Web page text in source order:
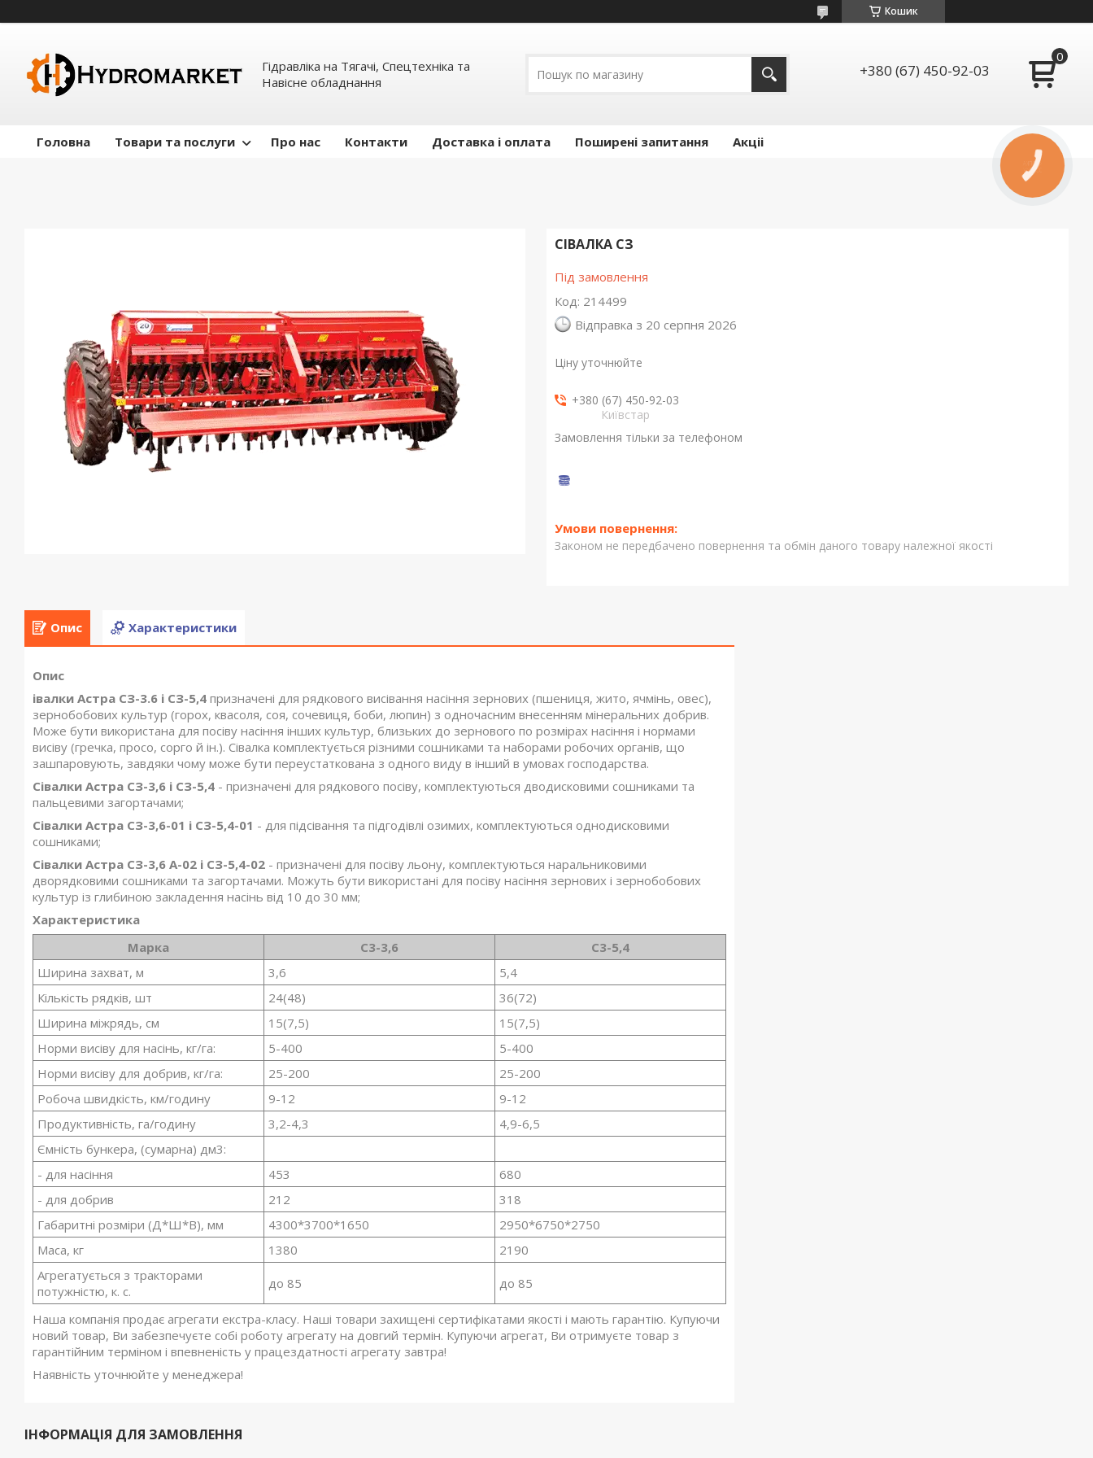
Кошик
Гідравліка на Тягачі, Спецтехніка та
Навісне обладнання
+380 (67) 450-92-03
Головна Товари та послуги Про нас Контакти Доставка і оплата Поширені запитання Акціі
СІВАЛКА СЗ
Під замовлення
Код: 214499
Відправка з 20 серпня 2026
Ціну уточнюйте
+380 (67) 450-92-03
Київстар
Замовлення тільки за телефоном
Законом не передбачено повернення та обмін даного товару належної якості
Опис Характеристики
Опис
івалки Астра СЗ-3.6 і СЗ-5,4 призначені для рядкового висівання насіння зернових (пшениця, жито, ячмінь, овес),
зернобобових культур (горох, квасоля, соя, сочевиця, боби, люпин) з одночасним внесенням мінеральних добрив.
Може бути використана для посіву насіння інших культур, близьких до зернового по розмірах насіння і нормами
висіву (гречка, просо, сорго й ін.). Сівалка комплектується різними сошниками та наборами робочих органів, що
зашпаровують, завдяки чому може бути переустаткована з одного виду в інший в умовах господарства.
Сівалки Астра СЗ-3,6 і СЗ-5,4 - призначені для рядкового посіву, комплектуються дводисковими сошниками та
пальцевими загортачами;
Сівалки Астра СЗ-3,6-01 і СЗ-5,4-01 - для підсівання та підгодівлі озимих, комплектуються однодисковими
сошниками;
Сівалки Астра СЗ-3,6 А-02 і СЗ-5,4-02 - призначені для посіву льону, комплектуються наральниковими
дворядковими сошниками та загортачами. Можуть бути використані для посіву насіння зернових і зернобобових
культур із глибиною закладення насінь від 10 до 30 мм;
Характеристика
Марка
С3-3,6
С3-5,4
Ширина захват, м
3,6
5,4
Кількість рядків, шт
24(48)
36(72)
Ширина міжрядь, см
15(7,5)
15(7,5)
Норми висіву для насінь, кг/га:
5-400
5-400
Норми висіву для добрив, кг/га:
25-200
25-200
Робоча швидкість, км/годину
9-12
9-12
Продуктивність, га/годину
3,2-4,3
4,9-6,5
Ємність бункера, (сумарна) дм3:
- для насіння
453
680
- для добрив
212
318
Габаритні розміри (Д*Ш*В), мм
4300*3700*1650
2950*6750*2750
Маса, кг
1380
2190
Агрегатується з тракторами
потужністю, к. с.
до 85 до 85
Наша компанія продає агрегати екстра-класу. Наші товари захищені сертифікатами якості і мають гарантію. Купуючи
новий товар, Ви забезпечуєте собі роботу агрегату на довгий термін. Купуючи агрегат, Ви отримуєте товар з
гарантійним терміном і впевненість у працездатності агрегату завтра!
Наявність уточнюйте у менеджера!
ІНФОРМАЦІЯ ДЛЯ ЗАМОВЛЕННЯ
КНОПКА
ЗВ'ЯЗКУ